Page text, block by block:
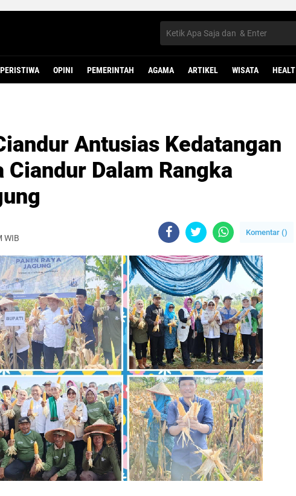
PERISTIWA OPINI PEMERINTAH AGAMA ARTIKEL WISATA HEALT
Antusias Kedatangan
Ciandur Dalam Rangka
WIB
Komentar ()